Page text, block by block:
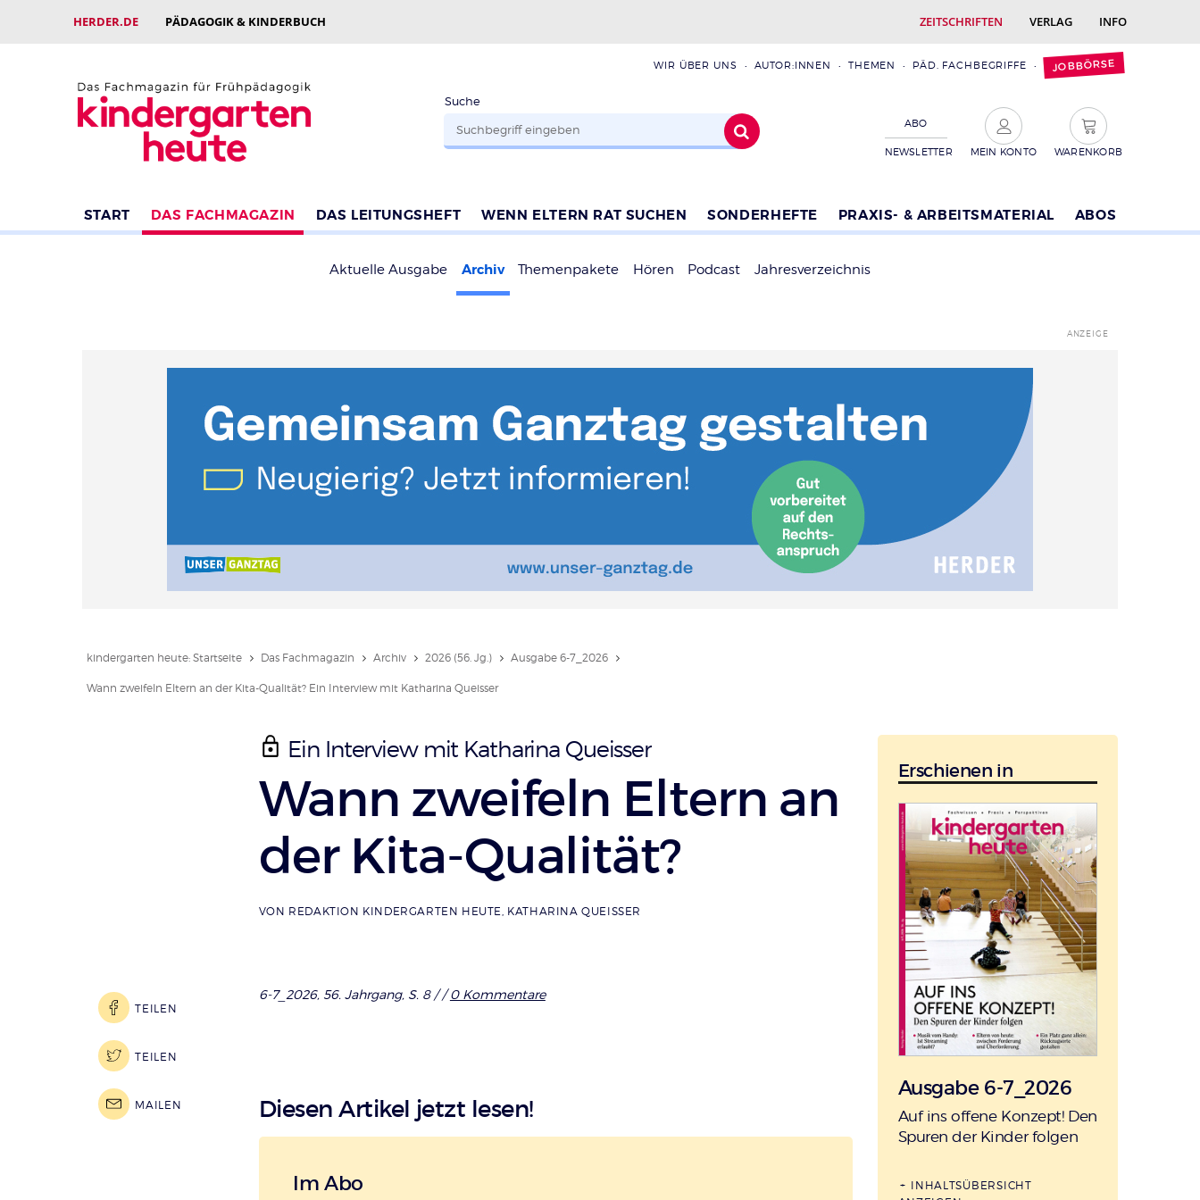
HERDER.DE PÄDAGOGIK & KINDERBUCH ZEITSCHRIFTEN VERLAG INFO
WIR ÜBER UNS AUTOR:INNEN THEMEN PÄD. FACHBEGRIFFE JOBBÖRSE
Suche
ABO
NEWSLETTER MEIN KONTO WARENKORB
START DAS FACHMAGAZIN DAS LEITUNGSHEFT WENN ELTERN RAT SUCHEN SONDERHEFTE PRAXIS- & ARBEITSMATERIAL ABOS
Aktuelle Ausgabe Archiv Themenpakete Hören Podcast Jahresverzeichnis
kindergarten heute: Startseite Das Fachmagazin Archiv 2026 (56. Jg.) Ausgabe 6-7_2026
Wann zweifeln Eltern an der Kita-Qualität? Ein Interview mit Katharina Queisser
Ein Interview mit Katharina Queisser
:
Wann zweifeln Eltern an
der Kita-Qualität?
VON REDAKTION KINDERGARTEN HEUTE, KATHARINA QUEISSER
6-7_2026, 56. Jahrgang, S. 8 //0 Kommentare
Diesen Artikel jetzt lesen!
Im Abo
TEILEN
TEILEN
MAILEN
Erschienen in
Ausgabe 6-7_2026
:
Auf ins offene Konzept! Den
Spuren der Kinder folgen
INHALTSÜBERSICHT